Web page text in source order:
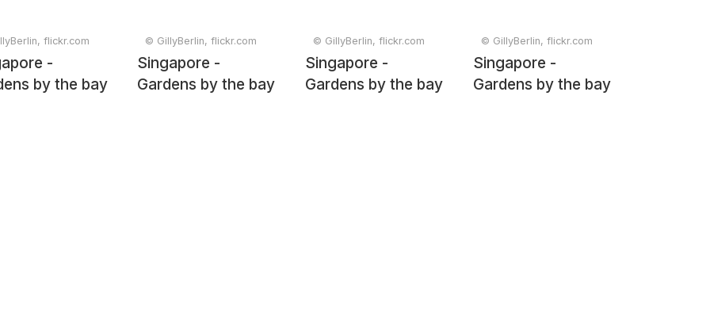
flickr.com
-
by the bay
© GillyBerlin, flickr.com
Singapore -
Gardens by the bay
© GillyBerlin, flickr.com
Singapore -
Gardens by the bay
© GillyBerlin, flickr.com
Singapore -
Gardens by the bay